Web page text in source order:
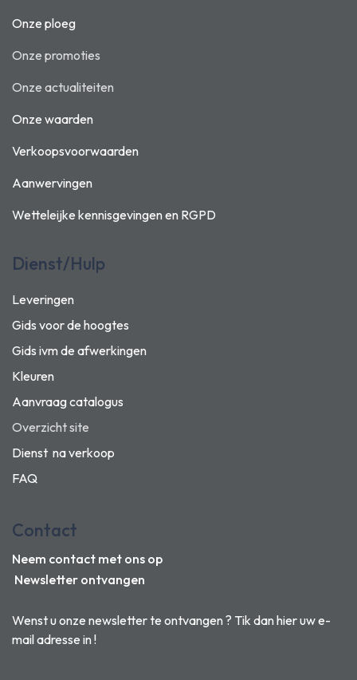
Onze ploeg
Onze promoties
Onze actualiteiten
Onze waarden
Verkoopsvoorwaarden
Aanwervingen
Wetteleijke kennisgevingen en RGPD
Dienst/Hulp
Leveringen
Gids voor de hoogtes
Gids ivm de afwerkingen
Kleuren
Aanvraag catalogus
Overzicht site
Dienst na verkoop
FAQ
Wenst u onze newsletter te ontvangen ? Tik dan hier uw e-
mail adresse in !
Contact
Neem contact met ons op
Newsletter ontvangen